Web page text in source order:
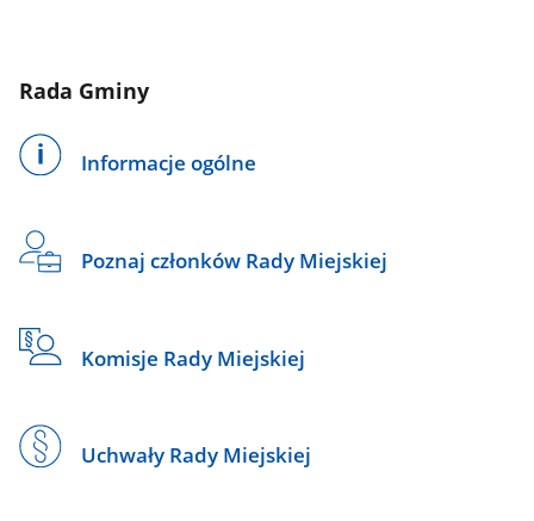
Rada Gminy
Informacje ogólne
Poznaj członków Rady Miejskiej
Komisje Rady Miejskiej
Uchwały Rady Miejskiej